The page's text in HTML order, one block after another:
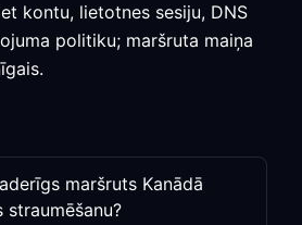
kontu, lietotnes sesiju, DNS
politiku; maršruta maiņa
maršruts Kanādā
straumēšanu?